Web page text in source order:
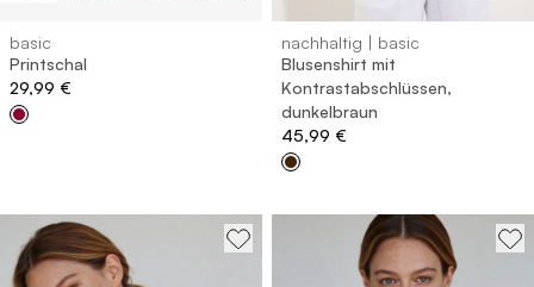
basic
Printschal
29,99 €
nachhaltig | basic
Blusenshirt mit
Kontrastabschlüssen,
dunkelbraun
45,99 €